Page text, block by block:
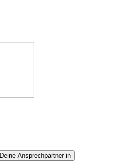
Deine Ansprechpartner in